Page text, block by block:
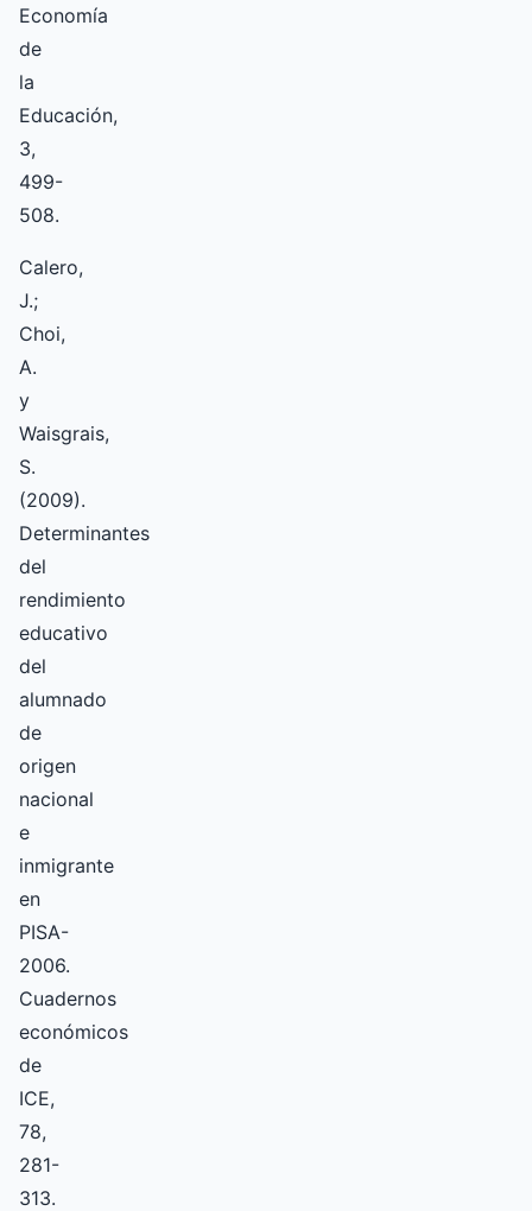
Economía
de
la
Educación,
3,
499-
508.
Calero,
J.;
Choi,
A.
y
Waisgrais,
S.
(2009).
Determinantes
del
rendimiento
educativo
del
alumnado
de
origen
nacional
e
inmigrante
en
PISA-
2006.
Cuadernos
económicos
de
ICE,
78,
281-
313.